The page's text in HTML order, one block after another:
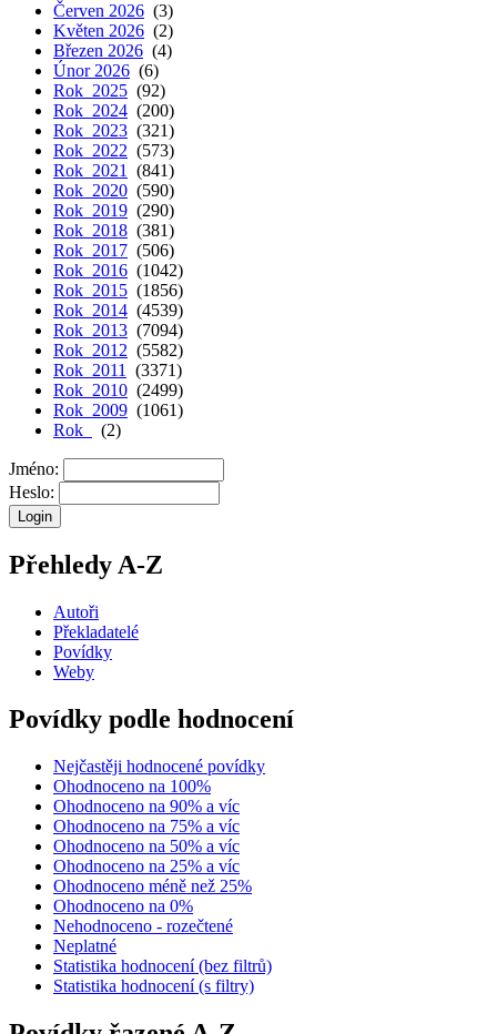
Červen 2026 (3)
Květen 2026 (2)
Březen 2026 (4)
Únor 2026 (6)
Rok 2025 (92)
Rok 2024 (200)
Rok 2023 (321)
Rok 2022 (573)
Rok 2021
(841)
Rok 2020 (590)
Rok 2019 (290)
Rok 2018 (381)
Rok 2017 (506)
Rok 2016 (1042)
Rok 2015 (1856)
Rok 2014 (4539)
Rok 2013 (7094)
Rok 2012 (5582)
Rok 2011
(3371)
Rok 2010 (2499)
Rok 2009 (1061)
Rok
(2)
Jméno:
Heslo:
Přehledy A-Z
Autoři
Překladatelé
Povídky
Weby
Povídky podle hodnocení
Nejčastěji hodnocené povídky
Ohodnoceno na 100%
Ohodnoceno na 90% a víc
Ohodnoceno na 75% a víc
Ohodnoceno na 50% a víc
Ohodnoceno na 25% a víc
Ohodnoceno méně než 25%
Ohodnoceno na 0%
Nehodnoceno - rozečtené
Neplatné
Statistika hodnocení (bez filtrů)
Statistika hodnocení (s filtry)